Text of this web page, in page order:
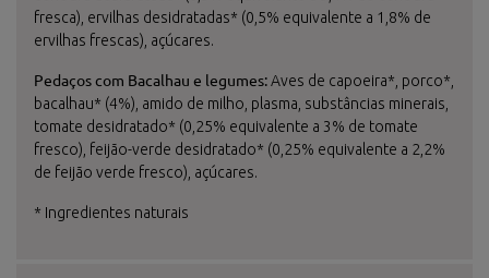
fresca), ervilhas desidratadas* (0,5% equivalente a 1,8% de
ervilhas frescas), açúcares.
Pedaços com Bacalhau e legumes:Aves de capoeira*, porco*,
bacalhau* (4%), amido de milho, plasma, substâncias minerais,
tomate desidratado* (0,25% equivalente a 3% de tomate
fresco), feijão-verde desidratado* (0,25% equivalente a 2,2%
de feijão verde fresco), açúcares.
* Ingredientes naturais